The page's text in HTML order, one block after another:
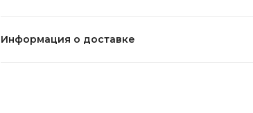
Информация о доставке